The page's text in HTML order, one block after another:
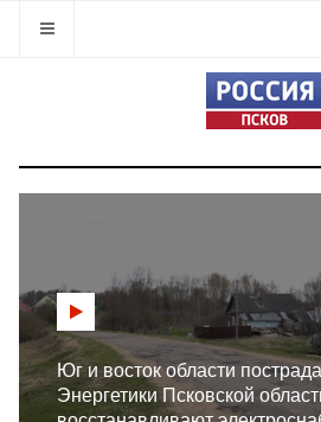
Юг и восток области
Энергетики Псковской